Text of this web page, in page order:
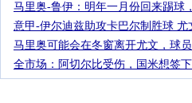
马里奥-鲁伊：明年一月份回来踢球
意甲-伊尔迪兹助攻卡巴尔制胜球 尤
马里奥可能会在冬窗离开尤文，球
全市场：阿切尔比受伤，国米想签